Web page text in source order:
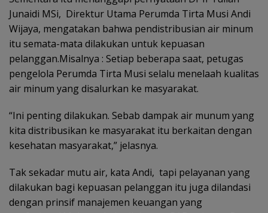
Junaidi MSi, Direktur Utama Perumda Tirta Musi Andi
Wijaya, mengatakan bahwa pendistribusian air minum
itu semata-mata dilakukan untuk kepuasan
pelanggan.Misalnya : Setiap beberapa saat, petugas
pengelola Perumda Tirta Musi selalu menelaah kualitas
air minum yang disalurkan ke masyarakat.
“Ini penting dilakukan. Sebab dampak air munum yang
kita distribusikan ke masyarakat itu berkaitan dengan
kesehatan masyarakat,” jelasnya.
Tak sekadar mutu air, kata Andi, tapi pelayanan yang
dilakukan bagi kepuasan pelanggan itu juga dilandasi
dengan prinsif manajemen keuangan yang